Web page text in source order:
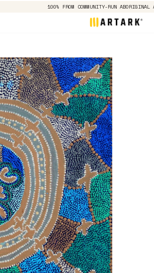
100% FROM COMMUNITY-RUN ABORIGINAL